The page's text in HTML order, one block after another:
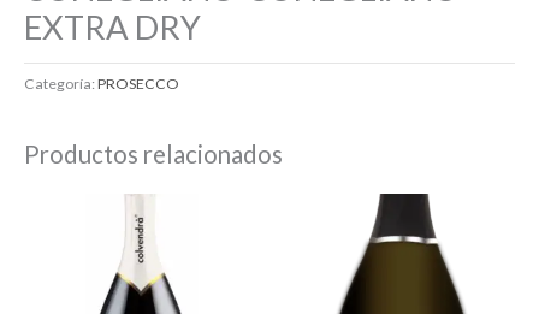
EXTRA DRY
Categoría:PROSECCO
Productos relacionados